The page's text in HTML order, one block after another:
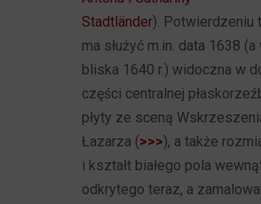
Stadtländer). Potwierdzeniu
ma służyć m.in. data 1638 (a
bliska 1640 r.) widoczna w
części centralnej
płyty ze sceną
Łazarza (>>>), a także
i kształt białego pola
odkrytego teraz, a